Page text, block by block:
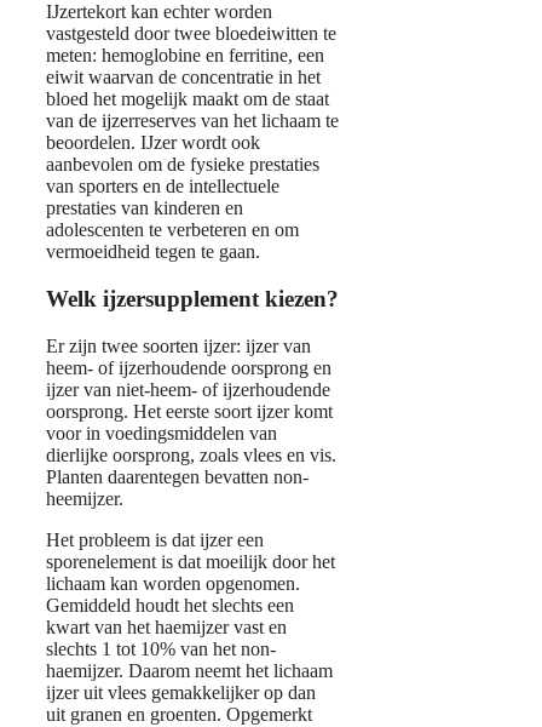
IJzertekort kan echter worden
vastgesteld door twee bloedeiwitten te
meten: hemoglobine en ferritine, een
eiwit waarvan de concentratie in het
bloed het mogelijk maakt om de staat
van de ijzerreserves van het lichaam te
beoordelen. IJzer wordt ook
aanbevolen om de fysieke prestaties
van sporters en de intellectuele
prestaties van kinderen en
adolescenten te verbeteren en om
vermoeidheid tegen te gaan.
Welk ijzersupplement kiezen?
Er zijn twee soorten ijzer: ijzer van
heem- of ijzerhoudende oorsprong en
ijzer van niet-heem- of ijzerhoudende
oorsprong. Het eerste soort ijzer komt
voor in voedingsmiddelen van
dierlijke oorsprong, zoals vlees en vis.
Planten daarentegen bevatten non-
heemijzer.
Het probleem is dat ijzer een
sporenelement is dat moeilijk door het
lichaam kan worden opgenomen.
Gemiddeld houdt het slechts een
kwart van het haemijzer vast en
slechts 1 tot 10% van het non-
haemijzer. Daarom neemt het lichaam
ijzer uit vlees gemakkelijker op dan
uit granen en groenten. Opgemerkt